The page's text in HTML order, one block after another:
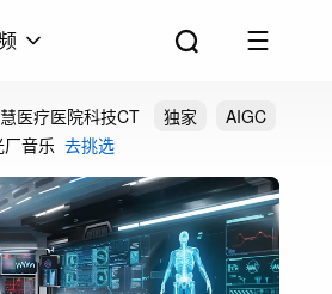
医疗医院科技CT 独家
AIGC
音乐 去挑选